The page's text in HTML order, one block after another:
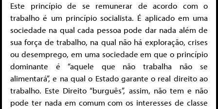
Este princípio de se remunerar de acordo com o
trabalho é um princípio socialista. É aplicado em uma
sociedade na qual cada pessoa pode dar nada além de
sua força de trabalho, na qual não há exploração, crises
ou desemprego, em uma sociedade em que o princípio
dominante é “aquele que não trabalha não se
alimentará”, e na qual o Estado garante o real direito ao
trabalho. Este Direito “burguês”, assim, não tem e não
pode ter nada em comum com os interesses de classe